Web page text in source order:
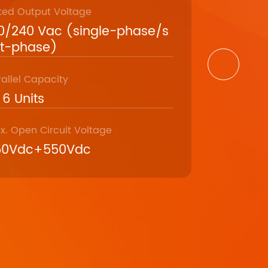
Output Voltage
240 Vac (single-phase/s
phase)
Capacity
6 Units
Open Circuit Voltage
Load